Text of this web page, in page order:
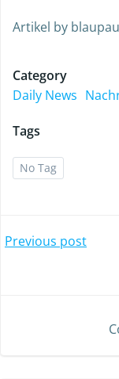
Artikel by
Category
Daily News
Tags
No Tag
Previous post